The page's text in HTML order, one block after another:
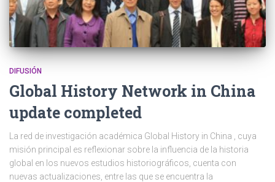
DIFUSIÓN
Global History Network in China
update completed
La red de investigación académica Global History in China , cuya
misión principal es reflexionar sobre la influencia de la historia
global en los nuevos estudios historiográficos, cuenta con
nuevas actualizaciones, entre las que se encuentra la